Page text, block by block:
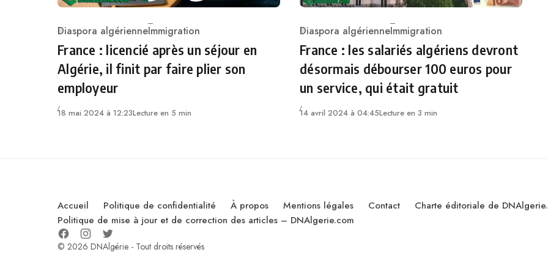
Category
Diaspora algérienneImmigration
France : licencié après un séjour en
Algérie, il finit par faire plier son
employeur
18 mai 2024 à 12:23Lecture en 5 min
Category
Diaspora algérienneImmigration
France : les salariés algériens devront
désormais débourser 100 euros pour
un service, qui était gratuit
14 avril 2024 à 04:45Lecture en 3 min
Accueil Politique de confidentialité À propos Mentions légales Contact
Charte éditoriale de
Politique de mise à jour et de correction des articles – DNAlgerie.com
© 2026 DNAlgérie - Tout droits réservés